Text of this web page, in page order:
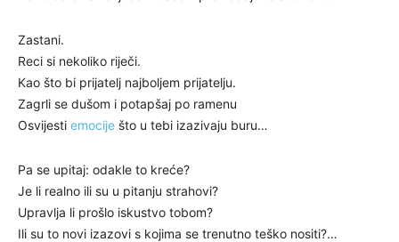
Zastani.
Reci si nekoliko riječi.
Kao što bi prijatelj najboljem prijatelju.
Zagrli se dušom i potapšaj po ramenu
Osvijesti emocije što u tebi izazivaju buru…
Pa se upitaj: odakle to kreće?
Je li realno ili su u pitanju strahovi?
Upravlja li prošlo iskustvo tobom?
Ili su to novi izazovi s kojima se trenutno teško nositi?…